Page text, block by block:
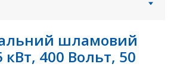
шламовий
кВт, 400 Вольт, 50